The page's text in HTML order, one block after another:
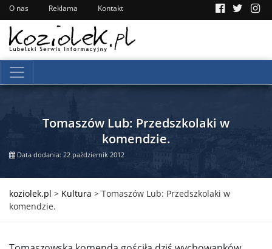
O nas Reklama Kontakt
Tomaszów Lub: Przedszkolaki w
komendzie.
Data dodania: 22 październik 2012
koziolek.pl > Kultura > Tomaszów Lub: Przedszkolaki w
komendzie.